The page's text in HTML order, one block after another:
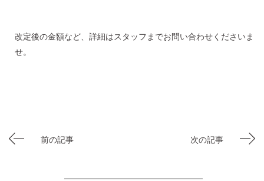
改定後の金額など、詳細はスタッフまでお問い合わせくださいま
せ。
前の記事 次の記事